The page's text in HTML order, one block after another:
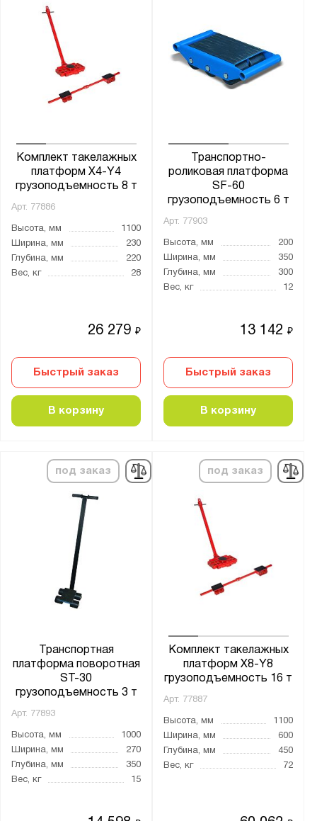
Комплект такелажных
платформ X4-Y4
грузоподъемность 8 т
Арт. 77886
Высота, мм
1100
Ширина, мм
230
Глубина, мм
220
Вес, кг
28
26 279₽
Быстрый заказ
В корзину
Транспортно-
роликовая платформа
SF-60
грузоподъемность 6 т
Арт. 77903
Высота, мм
200
Ширина, мм
350
Глубина, мм
300
Вес, кг
12
13 142₽
Быстрый заказ
В корзину
под заказ
Транспортная
платформа поворотная
ST-30
грузоподъемность 3 т
Арт. 77893
Высота, мм
1000
Ширина, мм
270
Глубина, мм
350
Вес, кг
15
под заказ
Комплект такелажных
платформ X8-Y8
грузоподъемность 16 т
Арт. 77887
Высота, мм
1100
Ширина, мм
600
Глубина, мм
450
Вес, кг
72